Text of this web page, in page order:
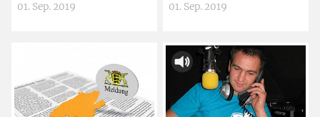
01. Sep. 2019 01. Sep. 2019